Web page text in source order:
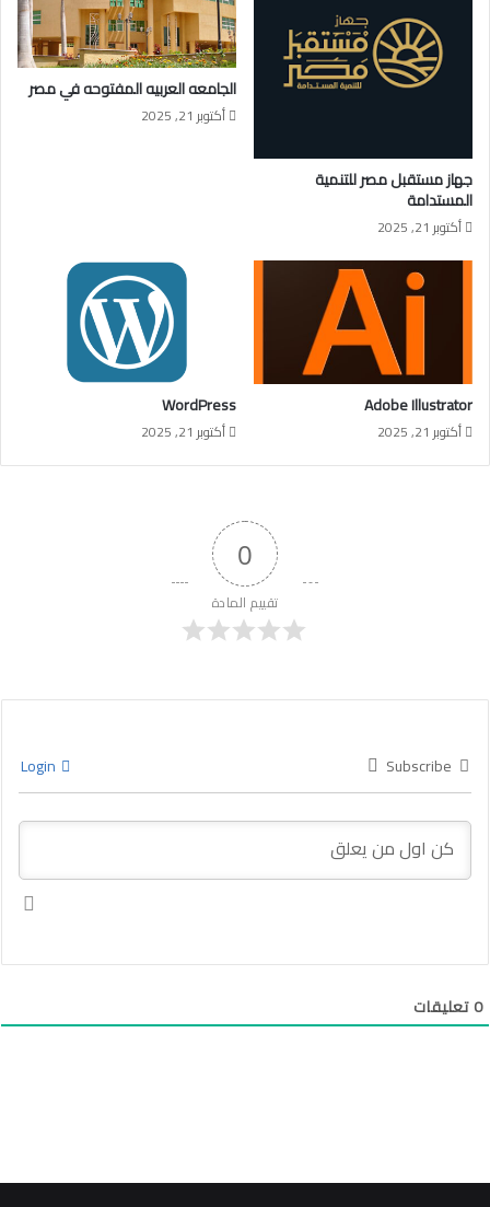
جهاز مستقبل مصر للتنمية
المستدامة
أكتوبر 21, 2025
الجامعه العربيه المفتوحه في مصر
أكتوبر 21, 2025
Adobe Illustrator
أكتوبر 21, 2025
WordPress
أكتوبر 21, 2025
0
تقييم المادة
Subscribe
0تعليقات